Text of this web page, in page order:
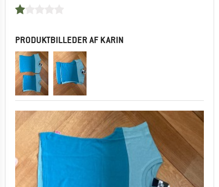
PRODUKTBILLEDER AF KARIN